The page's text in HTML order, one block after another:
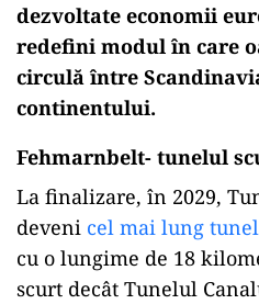
dezvoltate economii
redefini modul în care
circulă între
continentului.
Fehmarnbelt- tunelul
La finalizare, în 2029,
deveni cel mai lung
cu o lungime de 18
scurt decât Tunelul